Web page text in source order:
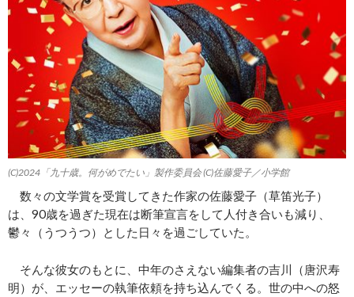
(C)2024「九十歳。何がめでたい」製作委員会 (C)佐藤愛子／小学館
数々の文学賞を受賞してきた作家の佐藤愛子（草笛光子）
は、90歳を過ぎた現在は断筆宣言をして人付き合いも減り、
鬱々（うつうつ）とした日々を過ごしていた。
そんな彼女のもとに、中年のさえない編集者の吉川（唐沢寿
明）が、エッセーの執筆依頼を持ち込んでくる。世の中への怒